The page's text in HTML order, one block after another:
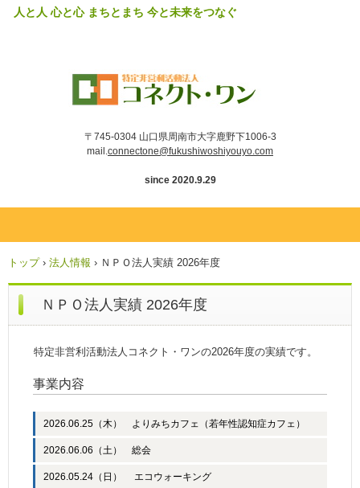
人と人 心と心 まちとまち 今と未来をつなぐ
〒745-0304 山口県周南市大字鹿野下1006-3
mail.connectone@fukushiwoshiyouyo.com
since 2020.9.29
トップ › 法人情報 › ＮＰＯ法人実績 2026年度
ＮＰＯ法人実績 2026年度
特定非営利活動法人コネクト・ワンの2026年度の実績です。
事業内容
2026.06.25（木） よりみちカフェ（若年性認知症カフェ）
2026.06.06（土） 総会
2026.05.24（日） エコウォーキング